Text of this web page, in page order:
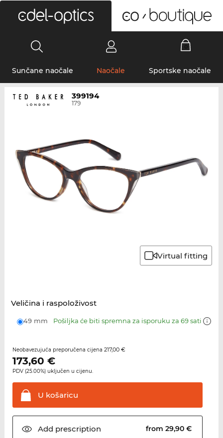
Sunčane naočale Naočale Sportske naočale
399194
179
Virtual fitting
Veličina i raspoloživost
49 mm Pošiljka će biti spremna za isporuku za 69 sati
Neobavezujuća preporučena cijena 217,00 €
173,60 €
PDV (25.00%) uključen u cijenu.
U košaricu
Add prescription from 29,90 €